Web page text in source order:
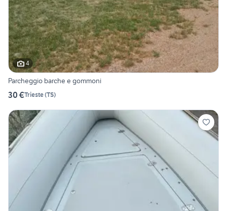
4
Parcheggio barche e gommoni
30 €Trieste(TS)